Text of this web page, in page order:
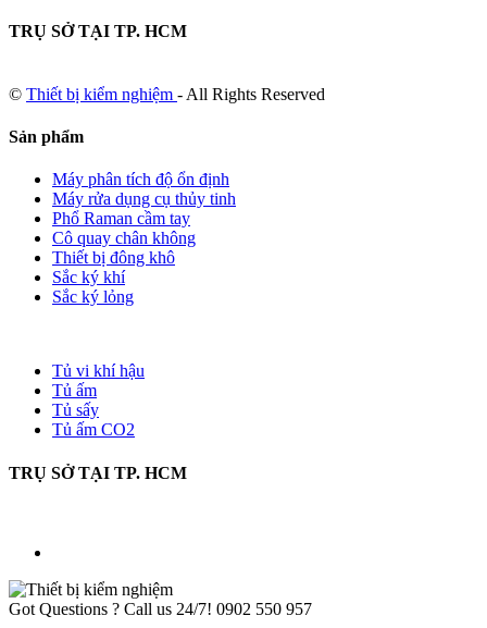
TRỤ SỞ TẠI TP. HCM
© Thiết bị kiểm nghiệm - All Rights Reserved
Sản phẩm
Máy phân tích độ ổn định
Máy rửa dụng cụ thủy tinh
Phổ Raman cầm tay
Cô quay chân không
Thiết bị đông khô
Sắc ký khí
Sắc ký lỏng
Tủ vi khí hậu
Tủ ấm
Tủ sấy
Tủ ấm CO2
TRỤ SỞ TẠI TP. HCM
Got Questions ? Call us 24/7! 0902 550 957